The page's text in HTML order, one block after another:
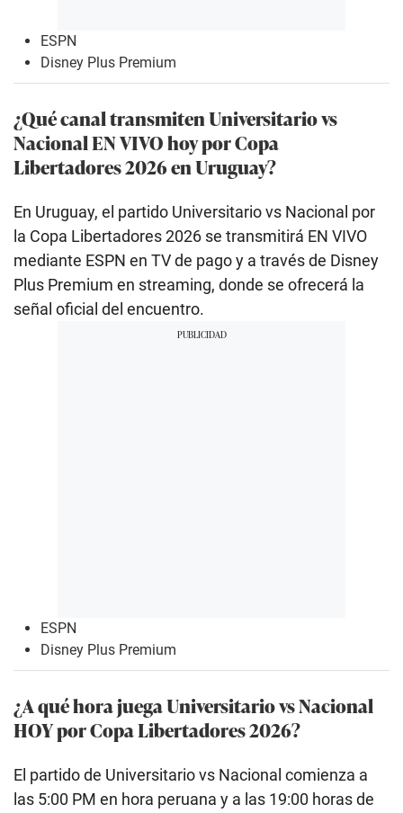
ESPN
Disney Plus Premium
¿Qué canal transmiten Universitario vs
Nacional EN VIVO hoy por Copa
Libertadores 2026 en Uruguay?
En Uruguay, el partido Universitario vs Nacional por
la Copa Libertadores 2026 se transmitirá EN VIVO
mediante ESPN en TV de pago y a través de Disney
Plus Premium en streaming, donde se ofrecerá la
señal oficial del encuentro.
ESPN
Disney Plus Premium
¿A qué hora juega Universitario vs Nacional
HOY por Copa Libertadores 2026?
El partido de Universitario vs Nacional comienza a
las 5:00 PM en hora peruana y a las 19:00 horas de